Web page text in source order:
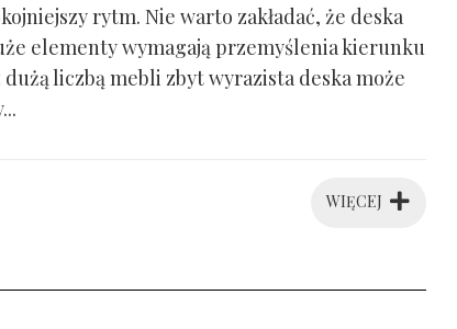
rytm. Nie warto zakładać, że deska
elementy wymagają przemyślenia kierunku
dużą liczbą mebli zbyt wyrazista deska może
WIĘCEJ